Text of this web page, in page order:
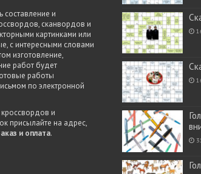
составление и
сканвордов и
картинками или
с интересными словами
изготовление,
работ будет
работы
по электронной
и
присылайте на адрес,
и оплата.